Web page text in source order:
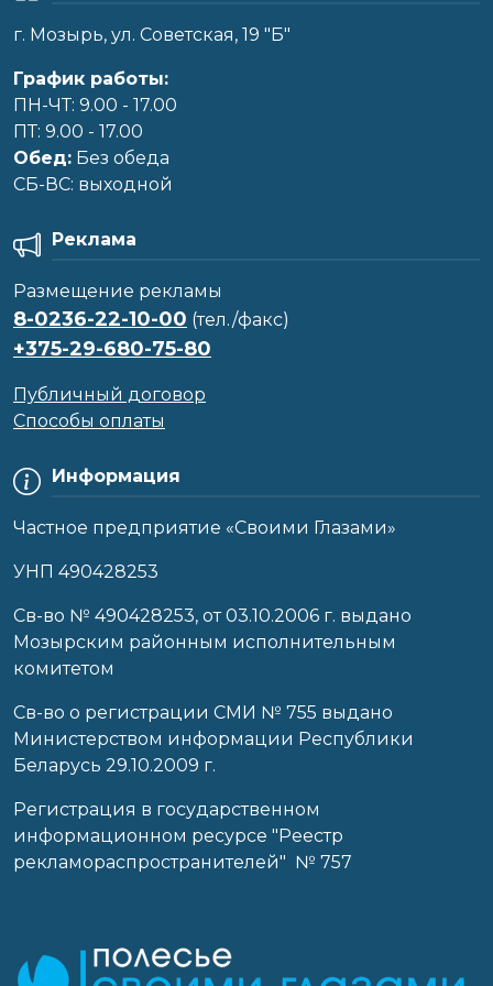
г. Мозырь, ул. Советская, 19 "Б"
График работы:
ПН-ЧТ: 9.00 - 17.00
ПТ: 9.00 - 17.00
Обед: Без обеда
CБ-ВС: выходной
Информация
Частное предприятие «Своими Глазами»
УНП 490428253
Cв-во № 490428253, от 03.10.2006 г. выдано
Мозырским районным исполнительным
комитетом
Св-во о регистрации СМИ № 755 выдано
Министерством информации Республики
Беларусь 29.10.2009 г.
Регистрация в государственном
информационном ресурсе "Реестр
рекламораспространителей" № 757
Реклама
Размещение рекламы
8-0236-22-10-00 (тел./факс)
+375-29-680-75-80
Публичный договор
Способы оплаты